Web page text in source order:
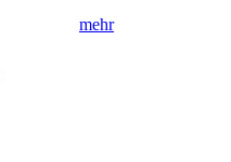
mehr